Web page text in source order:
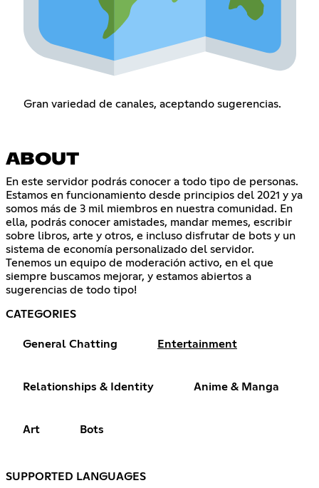
Gran variedad de canales, aceptando sugerencias.
ABOUT
En este servidor podrás conocer a todo tipo de personas.
Estamos en funcionamiento desde principios del 2021 y ya
somos más de 3 mil miembros en nuestra comunidad. En
ella, podrás conocer amistades, mandar memes, escribir
sobre libros, arte y otros, e incluso disfrutar de bots y un
sistema de economía personalizado del servidor.
Tenemos un equipo de moderación activo, en el que
siempre buscamos mejorar, y estamos abiertos a
sugerencias de todo tipo!
CATEGORIES
General Chatting Entertainment
Relationships & Identity Anime & Manga
Art Bots
SUPPORTED LANGUAGES